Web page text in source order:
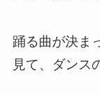
踊る曲が決ま
見て、ダンス